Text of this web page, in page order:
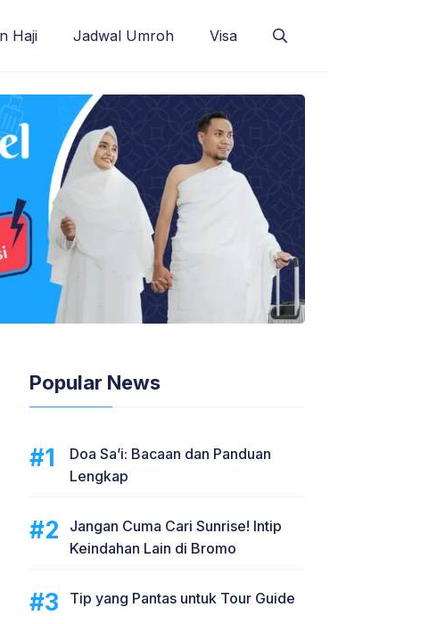
Haji Jadwal Umroh Visa
Popular News
Doa Sa’i: Bacaan dan Panduan
Lengkap
Jangan Cuma Cari Sunrise! Intip
Keindahan Lain di Bromo
Tip yang Pantas untuk Tour Guide